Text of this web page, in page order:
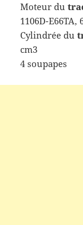
Moteur du
1106D-
Cylindrée du
cm3
4 soupapes